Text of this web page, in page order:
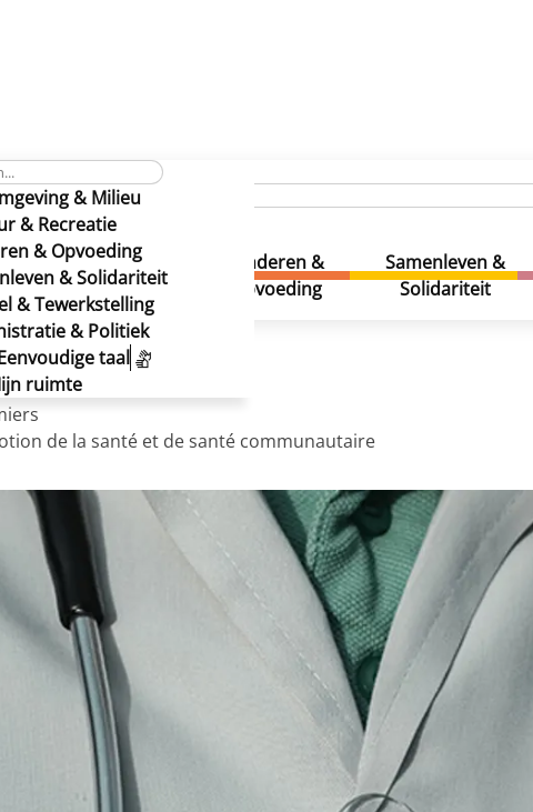
& Milieu
& Recreatie
& Opvoeding
& Solidariteit
& Tewerkstelling
& Politiek
taal
ruimte
Cultuur &
Recreatie
Kinderen &
Opvoeding
Samenleven &
Solidariteit
Marie
Marie
de la santé et de santé communautaire